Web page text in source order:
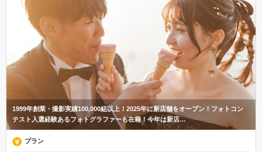
1999年創業・撮影実績100,000組以上！2025年に新店舗をオープン！フォトコン
テスト入選経験あるフォトグラファーも在籍！今年は新店…
プラン